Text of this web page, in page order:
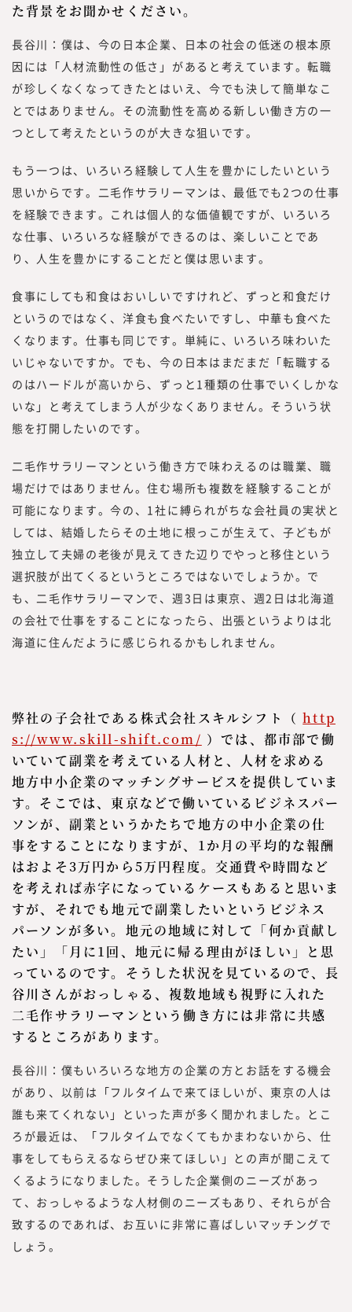
た背景をお聞かせください。
長谷川：僕は、今の日本企業、日本の社会の低迷の根本原
因には「人材流動性の低さ」があると考えています。転職
が珍しくなくなってきたとはいえ、今でも決して簡単なこ
とではありません。その流動性を高める新しい働き方の一
つとして考えたというのが大きな狙いです。
もう一つは、いろいろ経験して人生を豊かにしたいという
思いからです。二毛作サラリーマンは、最低でも2つの仕事
を経験できます。これは個人的な価値観ですが、いろいろ
な仕事、いろいろな経験ができるのは、楽しいことであ
り、人生を豊かにすることだと僕は思います。
食事にしても和食はおいしいですけれど、ずっと和食だけ
というのではなく、洋食も食べたいですし、中華も食べた
くなります。仕事も同じです。単純に、いろいろ味わいた
いじゃないですか。でも、今の日本はまだまだ「転職する
のはハードルが高いから、ずっと1種類の仕事でいくしかな
いな」と考えてしまう人が少なくありません。そういう状
態を打開したいのです。
二毛作サラリーマンという働き方で味わえるのは職業、職
場だけではありません。住む場所も複数を経験することが
可能になります。今の、1社に縛られがちな会社員の実状と
しては、結婚したらその土地に根っこが生えて、子どもが
独立して夫婦の老後が見えてきた辺りでやっと移住という
選択肢が出てくるというところではないでしょうか。で
も、二毛作サラリーマンで、週3日は東京、週2日は北海道
の会社で仕事をすることになったら、出張というよりは北
海道に住んだように感じられるかもしれません。
弊社の子会社である株式会社スキルシフト（http
s://www.skill-shift.com/ ）では、都市部で働
いていて副業を考えている人材と、人材を求める
地方中小企業のマッチングサービスを提供していま
す。そこでは、東京などで働いているビジネスパー
ソンが、副業というかたちで地方の中小企業の仕
事をすることになりますが、1か月の平均的な報酬
はおよそ3万円から5万円程度。交通費や時間など
を考えれば赤字になっているケースもあると思いま
すが、それでも地元で副業したいというビジネス
パーソンが多い。地元の地域に対して「何か貢献し
たい」「月に1回、地元に帰る理由がほしい」と思
っているのです。そうした状況を見ているので、長
谷川さんがおっしゃる、複数地域も視野に入れた
二毛作サラリーマンという働き方には非常に共感
するところがあります。
長谷川：僕もいろいろな地方の企業の方とお話をする機会
があり、以前は「フルタイムで来てほしいが、東京の人は
誰も来てくれない」といった声が多く聞かれました。とこ
ろが最近は、「フルタイムでなくてもかまわないから、仕
事をしてもらえるならぜひ来てほしい」との声が聞こえて
くるようになりました。そうした企業側のニーズがあっ
て、おっしゃるような人材側のニーズもあり、それらが合
致するのであれば、お互いに非常に喜ばしいマッチングで
しょう。